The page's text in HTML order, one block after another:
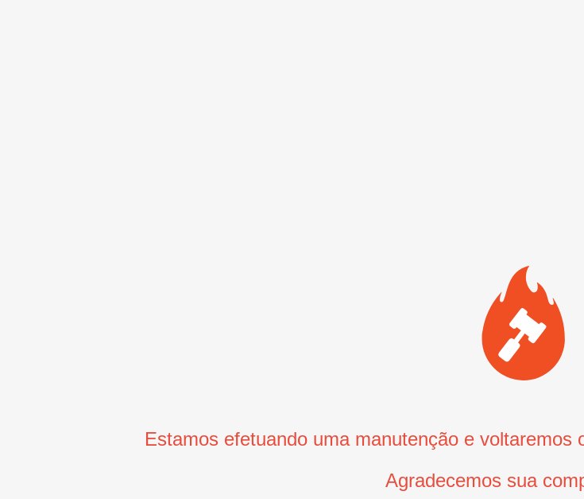
Estamos efetuando uma manutenção e
Agradecemos sua